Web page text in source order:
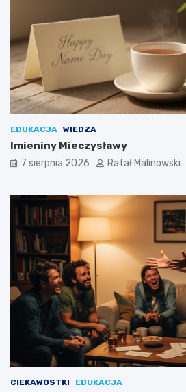
EDUKACJA WIEDZA
Imieniny Mieczysławy
7 sierpnia 2026 Rafał Malinowski
CIEKAWOSTKI EDUKACJA